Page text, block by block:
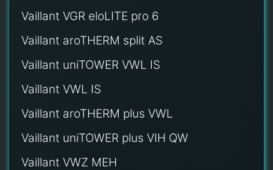
Vaillant VGR eloLITE pro 6
Vaillant aroTHERM split AS
Vaillant uniTOWER VWL IS
Vaillant VWL IS
Vaillant aroTHERM plus VWL
Vaillant uniTOWER plus VIH QW
Vaillant VWZ MEH